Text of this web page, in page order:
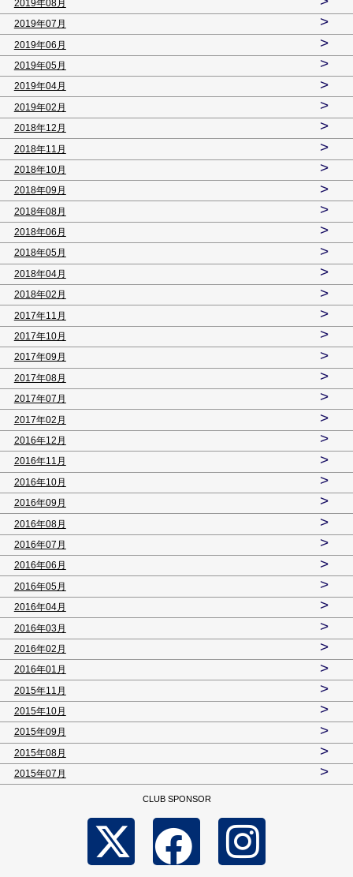
2019年08月
2019年07月 >
2019年06月 >
2019年05月 >
2019年04月 >
2019年02月 >
2018年12月 >
2018年11月 >
2018年10月 >
2018年09月 >
2018年08月 >
2018年06月 >
2018年05月 >
2018年04月 >
2018年02月 >
2017年11月 >
2017年10月 >
2017年09月 >
2017年08月 >
2017年07月 >
2017年02月 >
2016年12月 >
2016年11月 >
2016年10月 >
2016年09月 >
2016年08月 >
2016年07月 >
2016年06月 >
2016年05月 >
2016年04月 >
2016年03月 >
2016年02月 >
2016年01月 >
2015年11月 >
2015年10月 >
2015年09月 >
2015年08月 >
2015年07月 >
CLUB SPONSOR